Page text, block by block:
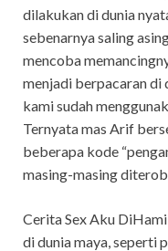
dilakukan di dunia
sebenarnya saling
mencoba
menjadi berpacaran di
kami sudah
Ternyata mas Arif
beberapa kode
masing-masing
Cerita Sex Aku
di dunia maya, seperti